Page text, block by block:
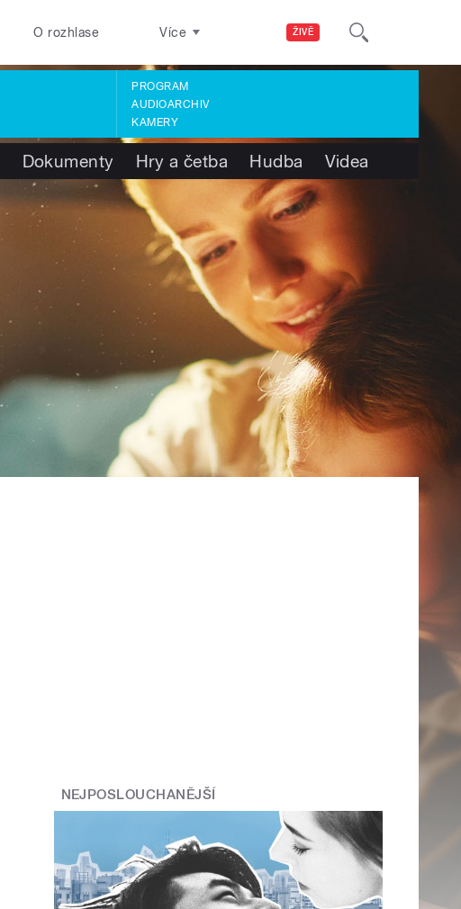
ŽIVĚ
O rozhlase Více
PROGRAM
AUDIOARCHIV
KAMERY
Dokumenty Hry a četba Hudba Videa
NEJPOSLOUCHANĚJŠÍ